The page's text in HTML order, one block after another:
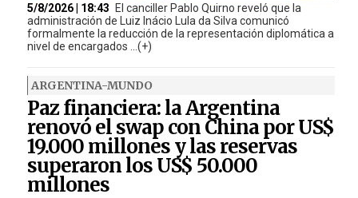
5/8/2026 | 18:43
El canciller Pablo Quirno reveló que la
administración de Luiz Inácio Lula da Silva comunicó
formalmente la reducción de la representación diplomática a
nivel de encargados ...(+)
ARGENTINA-MUNDO
Paz financiera: la Argentina
renovó el swap con China por US$
19.000 millones y las reservas
superaron los US$ 50.000
millones